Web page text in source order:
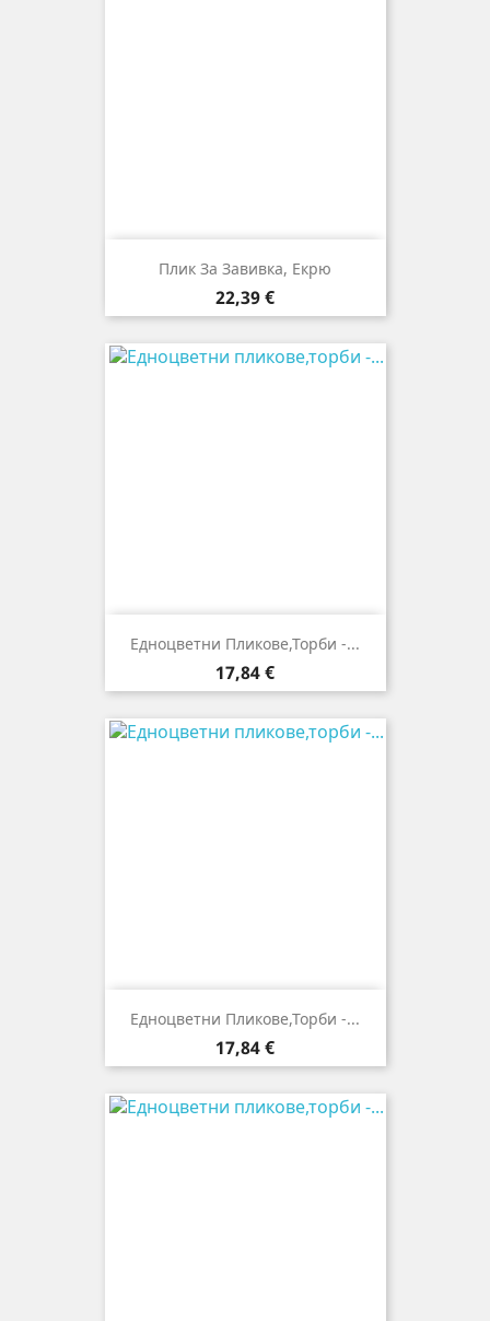
Плик За Завивкa, Eкрю
Цена
22,39 €
Едноцветни Пликове,торби -...
Цена
17,84 €
Едноцветни Пликове,торби -...
Цена
17,84 €